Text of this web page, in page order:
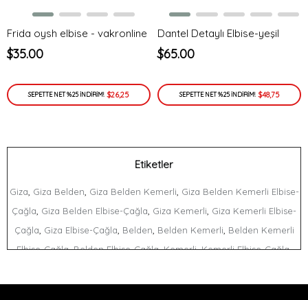
Frida oysh elbise - vakronline
$35.00
SEPETTE NET %25 İNDİRİM! $26,25
Dantel Detaylı Elbise-yeşil
$65.00
SEPETTE NET %25 İNDİRİM! $48,75
Etiketler
Giza, Giza Belden, Giza Belden Kemerli, Giza Belden Kemerli Elbise-
Çağla, Giza Belden Elbise-Çağla, Giza Kemerli, Giza Kemerli Elbise-
Çağla, Giza Elbise-Çağla, Belden, Belden Kemerli, Belden Kemerli
Elbise-Çağla, Belden Elbise-Çağla, Kemerli, Kemerli Elbise-Çağla,